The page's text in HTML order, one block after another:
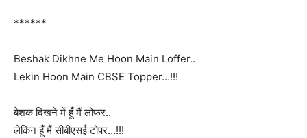
******
Beshak Dikhne Me Hoon Main Loffer..
Lekin Hoon Main CBSE Topper…!!!
बेशक दिखने में हूँ मैं लोफर..
लेकिन हूँ मैं सीबीएसई टोपर…!!!